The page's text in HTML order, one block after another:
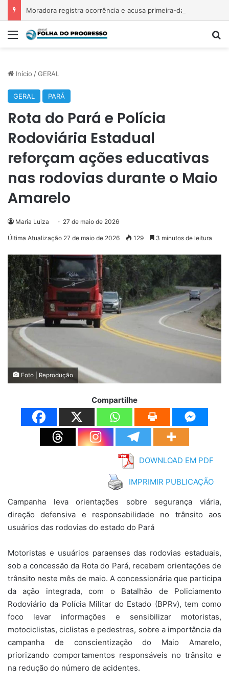
Menu
Início /GERAL
GERAL PARÁ
Rota do Pará e Polícia
Rodoviária Estadual
reforçam ações educativas
nas rodovias durante o Maio
Amarelo
Maria Luiza 27 de maio de 2026
Última Atualização 27 de maio de 2026 129 3 minutos de leitura
Foto | Reprodução
Compartilhe
DOWNLOAD EM PDF
IMPRIMIR PUBLICAÇÃO
Campanha leva orientações sobre segurança viária,
direção defensiva e responsabilidade no trânsito aos
usuários das rodovias do estado do Pará
Motoristas e usuários paraenses das rodovias estaduais,
sob a concessão da Rota do Pará, recebem orientações de
trânsito neste mês de maio. A concessionária que participa
da ação integrada, com o Batalhão de Policiamento
Rodoviário da Polícia Militar do Estado (BPRv), tem como
foco levar informações e sensibilizar motoristas,
motociclistas, ciclistas e pedestres, sobre a importância da
campanha de conscientização do Maio Amarelo,
priorizando comportamentos responsáveis no trânsito e
na redução do número de acidentes.